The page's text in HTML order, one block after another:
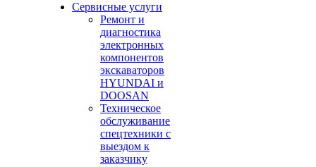
Сервисные услуги
Ремонт и
диагностика
электронных
компонентов
экскаваторов
HYUNDAI и
DOOSAN
Техническое
обслуживание
спецтехники с
выездом к
заказчику